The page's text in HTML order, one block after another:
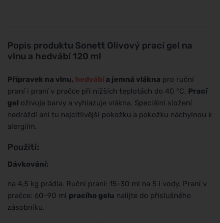
Popis produktu Sonett Olivový prací gel na
vlnu a hedvábí 120 ml
Přípravek na vlnu, hedvábí a jemná vlákna pro ruční
praní i praní v pračce při nižších teplotách do 40 °C. Prací
gel oživuje barvy a vyhlazuje vlákna. Speciální složení
nedráždí ani tu nejcitlivější pokožku a pokožku náchylnou k
alergiím.
Použití:
Dávkování:
na 4,5 kg prádla. Ruční praní: 15-30 ml na 5 l vody. Praní v
pračce: 60-90 ml pracího gelu nalijte do příslušného
zásobníku.